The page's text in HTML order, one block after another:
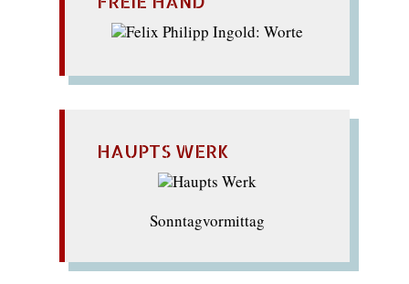
HAUPTS WERK
Sonntagvormittag